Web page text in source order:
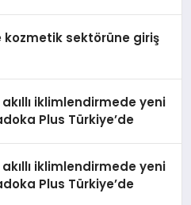
kozmetik sektörüne giriş
akıllı iklimlendirmede yeni
Plus Türkiye’de
akıllı iklimlendirmede yeni
Plus Türkiye’de